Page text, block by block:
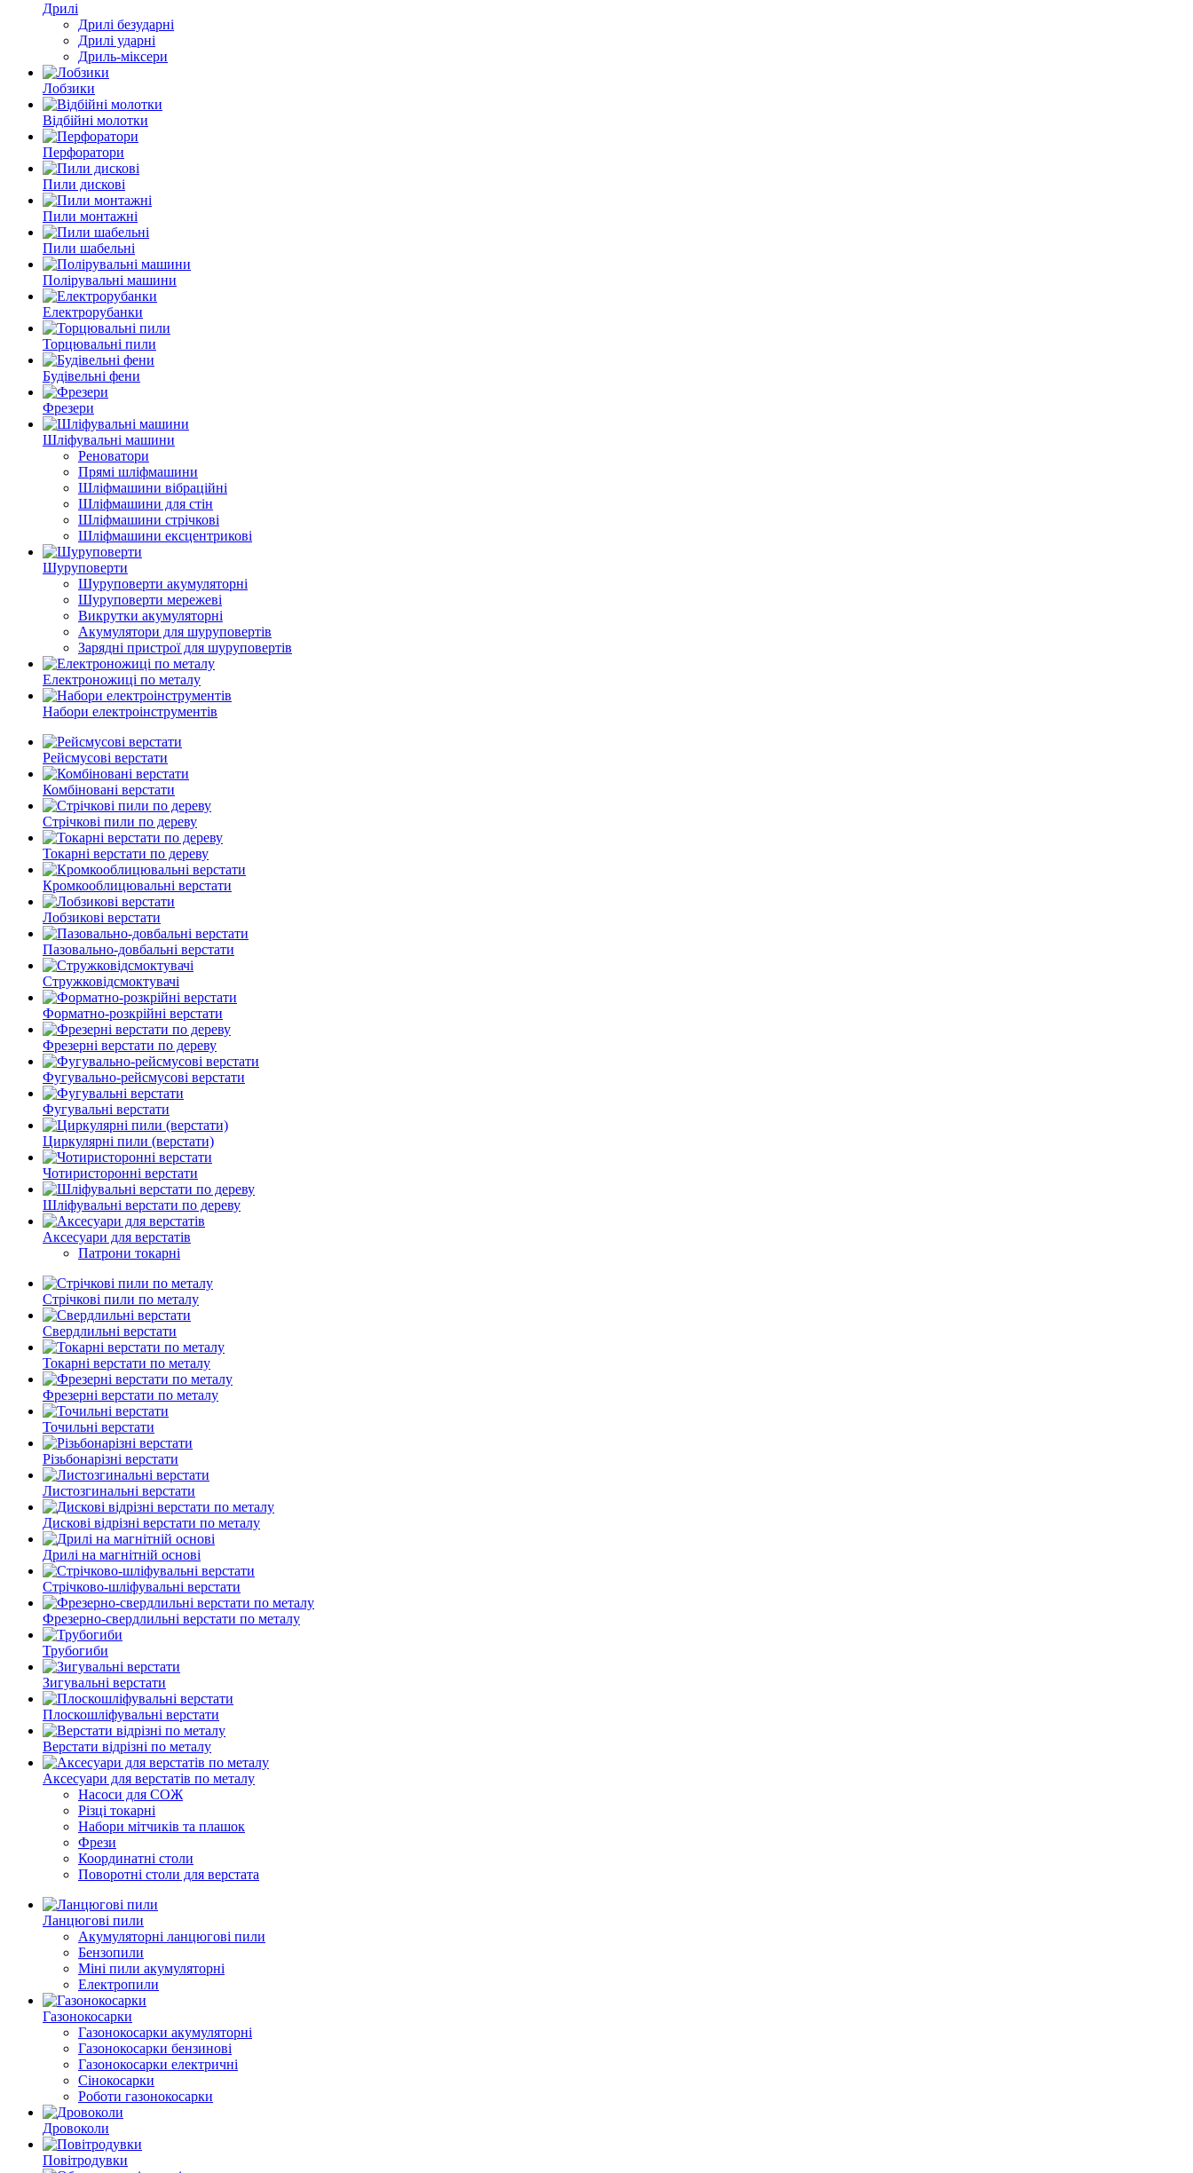
Дрилі
Дрилі безударні
Дрилі ударні
Дриль-міксери
Лобзики
Відбійні молотки
Перфоратори
Пили дискові
Пили монтажні
Пили шабельні
Полірувальні машини
Електрорубанки
Торцювальні пили
Будівельні фени
Фрезери
Шліфувальні машини
Реноватори
Прямі шліфмашини
Шліфмашини вібраційні
Шліфмашини для стін
Шліфмашини стрічкові
Шліфмашини ексцентрикові
Шуруповерти
Шуруповерти акумуляторні
Шуруповерти мережеві
Викрутки акумуляторні
Акумулятори для шуруповертів
Зарядні пристрої для шуруповертів
Електроножиці по металу
Набори електроінструментів
Рейсмусові верстати
Комбіновані верстати
Стрічкові пили по дереву
Токарні верстати по дереву
Кромкооблицювальні верстати
Лобзикові верстати
Пазовально-довбальні верстати
Стружковідсмоктувачі
Форматно-розкрійні верстати
Фрезерні верстати по дереву
Фугувально-рейсмусові верстати
Фугувальні верстати
Циркулярні пили (верстати)
Чотиристоронні верстати
Шліфувальні верстати по дереву
Аксесуари для верстатів
Патрони токарні
Стрічкові пили по металу
Свердлильні верстати
Токарні верстати по металу
Фрезерні верстати по металу
Точильні верстати
Різьбонарізні верстати
Листозгинальні верстати
Дискові відрізні верстати по металу
Дрилі на магнітній основі
Стрічково-шліфувальні верстати
Фрезерно-свердлильні верстати по металу
Трубогиби
Зигувальні верстати
Плоскошліфувальні верстати
Верстати відрізні по металу
Аксесуари для верстатів по металу
Насоси для СОЖ
Різці токарні
Набори мітчиків та плашок
Фрези
Координатні столи
Поворотні столи для верстата
Ланцюгові пили
Акумуляторні ланцюгові пили
Бензопили
Міні пили акумуляторні
Електропили
Газонокосарки
Газонокосарки акумуляторні
Газонокосарки бензинові
Газонокосарки електричні
Сінокосарки
Роботи газонокосарки
Дровоколи
Повітродувки